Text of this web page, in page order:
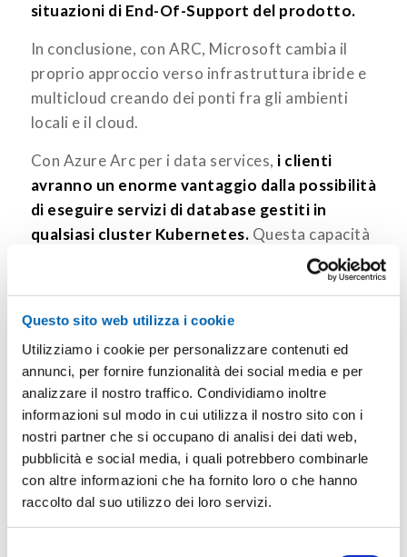
Questo sito web utilizza i cookie
Utilizziamo i cookie per personalizzare contenuti ed
annunci, per fornire funzionalità dei social media e per
analizzare il nostro traffico. Condividiamo inoltre
informazioni sul modo in cui utilizza il nostro sito con i
nostri partner che si occupano di analisi dei dati web,
pubblicità e social media, i quali potrebbero combinarle
con altre informazioni che ha fornito loro o che hanno
raccolto dal suo utilizzo dei loro servizi.
situazioni di End-Of-Support del prodotto.
In conclusione, con ARC, Microsoft cambia il
proprio approccio verso infrastruttura ibride e
multicloud creando dei ponti fra gli ambienti
locali e il cloud.
Con Azure Arc per i data services, i clienti
avranno un enorme vantaggio dalla possibilità
di eseguire servizi di database gestiti in
qualsiasi cluster Kubernetes. Questa capacità
emergerà come la caratteristica principale
essendo unica nel panorama degli operatori
Con Azure IoT Edge, Azure Stack Edge e Azure
Arc, Microsoft copre l’intero spettro che
comprende edge, data center e cloud.
Fonti e approfondimenti:
Azure Arc enabled serversAzure Arc enabled
servers
Organize all your servers outside of Azure with